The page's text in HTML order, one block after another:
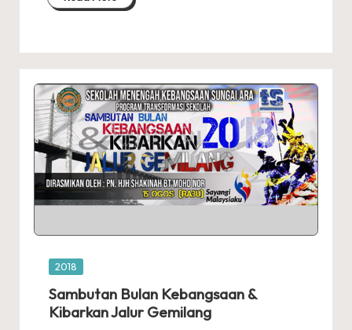
Posted
2018
Sambutan Bulan Kebangsaan &
Kibarkan Jalur Gemilang